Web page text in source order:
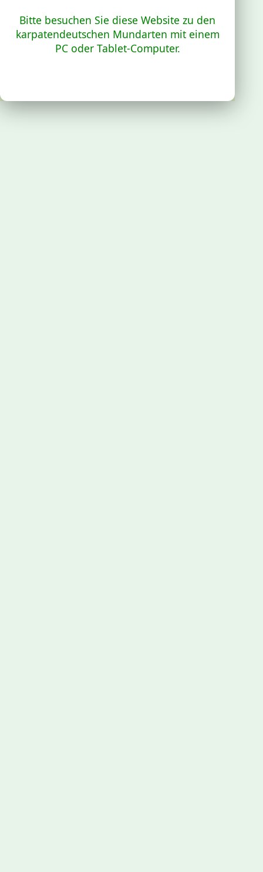
Bitte besuchen Sie diese Website zu den
karpatendeutschen Mundarten mit einem
PC oder Tablet-Computer.